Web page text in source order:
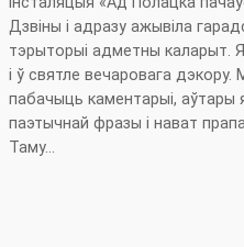
Дзвіны і адразу ажывіла
тэрыторыі адметны каларыт.
і ў святле вечаровага
пабачыць каментарыі, аўтары
паэтычнай фразы і нават
Таму…